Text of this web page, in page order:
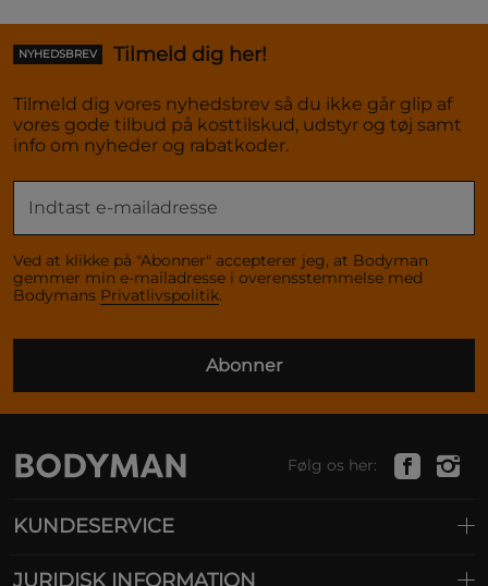
NYHEDSBREV Tilmeld dig her!
Tilmeld dig vores nyhedsbrev så du ikke går glip af
vores gode tilbud på kosttilskud, udstyr og tøj samt
info om nyheder og rabatkoder.
Ved at klikke på "Abonner" accepterer jeg, at Bodyman
gemmer min e-mailadresse i overensstemmelse med
Bodymans Privatlivspolitik.
Abonner
Følg os her:
KUNDESERVICE
JURIDISK INFORMATION